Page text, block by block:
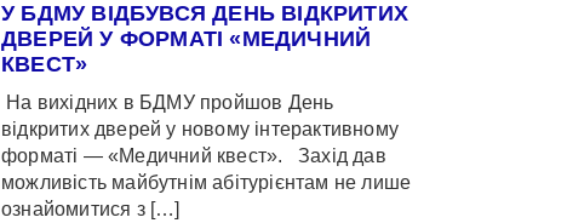
У БДМУ ВІДБУВСЯ ДЕНЬ ВІДКРИТИХ
ДВЕРЕЙ У ФОРМАТІ «МЕДИЧНИЙ
КВЕСТ»
На вихідних в БДМУ пройшов День
відкритих дверей у новому інтерактивному
форматі — «Медичний квест». Захід дав
можливість майбутнім абітурієнтам не лише
ознайомитися з […]